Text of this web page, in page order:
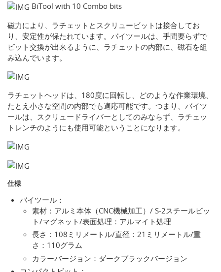
BiTool with 10 Combo bits
磁力により、ラチェットとスクリュービットは接合してお
り、安定性が保たれています。バイツールは、手間要らずで
ビット交換が出来るように、ラチェットの内部に、磁石を組
み込んでいます。
ラチェットヘッドは、180度に回転し、どのような作業環境、
たとえ小さな空間の内部でも適応可能です。つまり、バイツ
ールは、スクリュードライバーとしてのみならず、ラチェッ
トレンチのようにも使用可能ということになります。
仕様
バイツール：
素材：アルミ本体（CNC機械加工）/ S-2スチールビッ
ト/マグネット/表面処理：アルマイト処理
長さ：108ミリメートル/直径：21ミリメートル/重
さ：110グラム
カラーバージョン：ダークブラックバージョン